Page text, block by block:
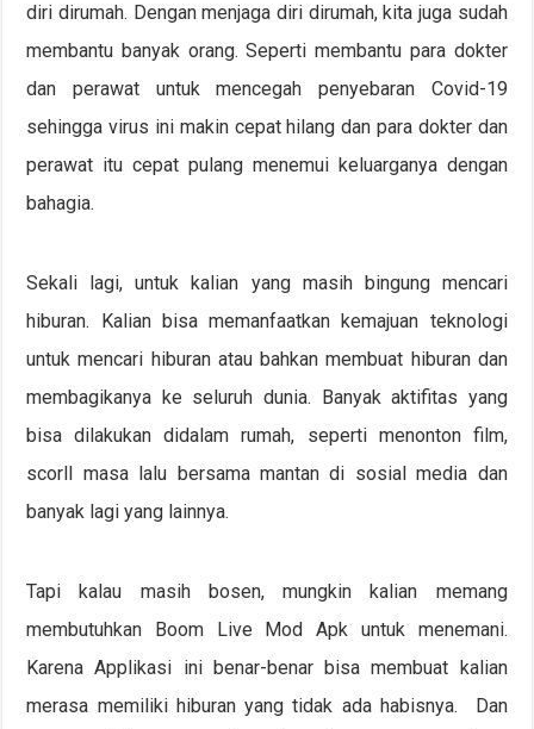
diri dirumah. Dengan menjaga diri dirumah, kita juga sudah
membantu banyak orang. Seperti membantu para dokter
dan perawat untuk mencegah penyebaran Covid-19
sehingga virus ini makin cepat hilang dan para dokter dan
perawat itu cepat pulang menemui keluarganya dengan
bahagia.
Sekali lagi, untuk kalian yang masih bingung mencari
hiburan. Kalian bisa memanfaatkan kemajuan teknologi
untuk mencari hiburan atau bahkan membuat hiburan dan
membagikanya ke seluruh dunia. Banyak aktifitas yang
bisa dilakukan didalam rumah, seperti menonton film,
scorll masa lalu bersama mantan di sosial media dan
banyak lagi yang lainnya.
Tapi kalau masih bosen, mungkin kalian memang
membutuhkan Boom Live Mod Apk untuk menemani.
Karena Applikasi ini benar-benar bisa membuat kalian
merasa memiliki hiburan yang tidak ada habisnya. Dan